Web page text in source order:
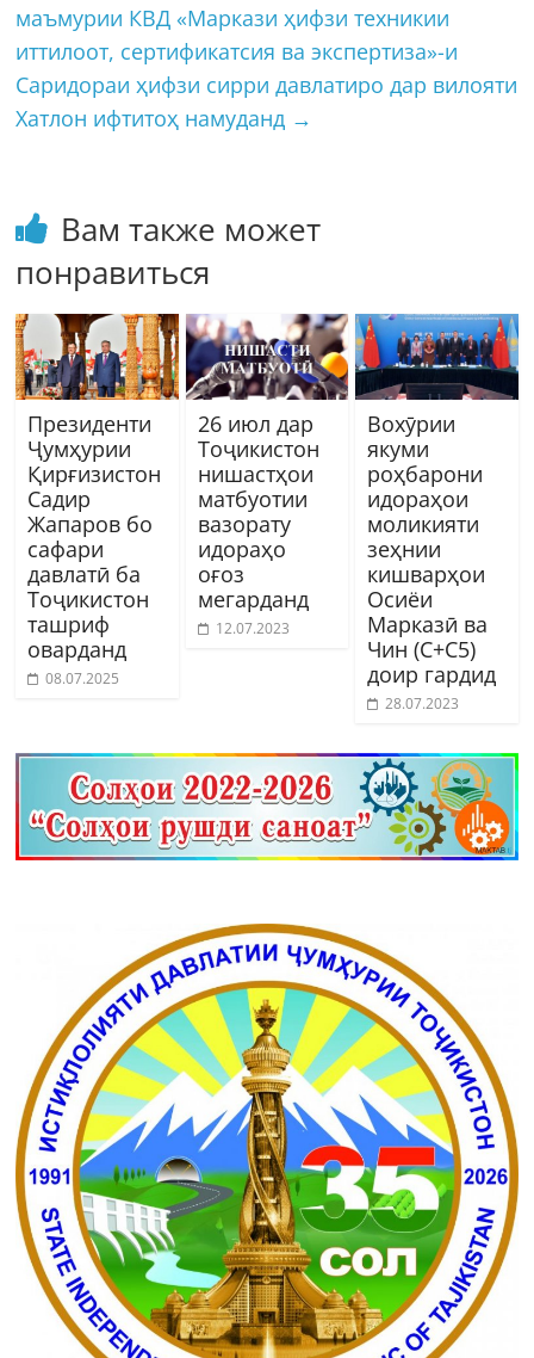
маъмурии КВД «Маркази ҳифзи техникии
иттилоот, сертификатсия ва экспертиза»-и
Саридораи ҳифзи сирри давлатиро дар вилояти
Хатлон ифтитоҳ намуданд →
Вам также может
понравиться
Президенти
Ҷумҳурии
Қирғизистон
Садир
Жапаров бо
сафари
давлатӣ ба
Тоҷикистон
ташриф
оварданд
08.07.2025
26 июл дар
Тоҷикистон
нишастҳои
матбуотии
вазорату
идораҳо
оғоз
мегарданд
12.07.2023
Вохӯрии
якуми
роҳбарони
идораҳои
моликияти
зеҳнии
кишварҳои
Осиёи
Марказӣ ва
Чин (C+C5)
доир гардид
28.07.2023